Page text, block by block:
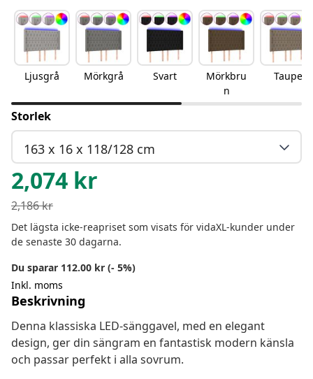
Ljusgrå Mörkgrå Svart
Mörkbru
n
Taupe
Storlek
163 x 16 x 118/128 cm
2,074 kr
2,186kr
Det lägsta icke-reapriset som visats för vidaXL-kunder under
de senaste 30 dagarna.
Du sparar 112.00 kr (- 5%)
Inkl. moms
Beskrivning
Denna klassiska LED-sänggavel, med en elegant
design, ger din sängram en fantastisk modern känsla
och passar perfekt i alla sovrum.